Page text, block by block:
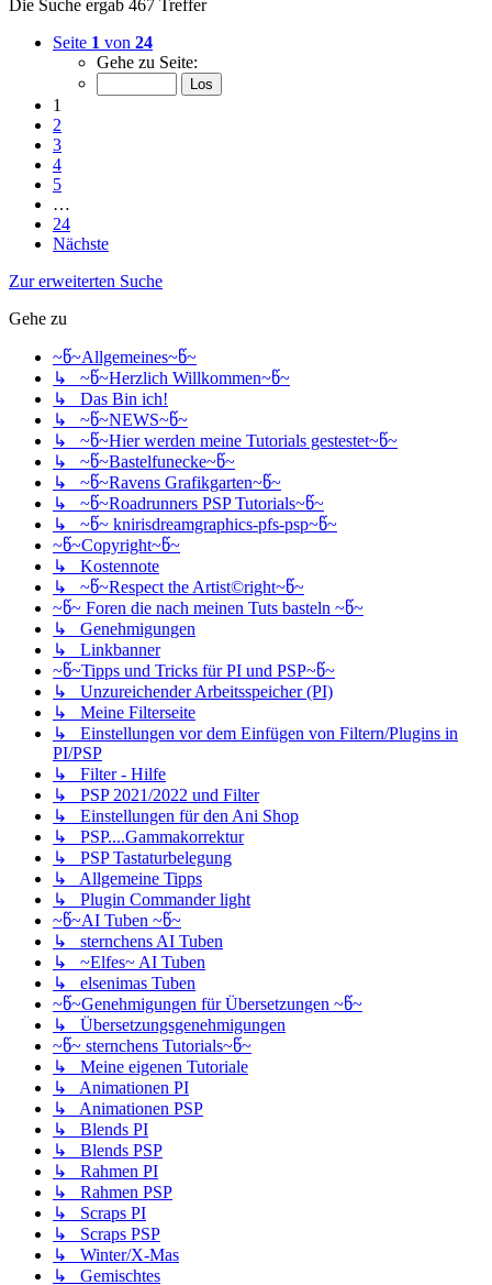
Die Suche ergab 467 Treffer
Seite 1 von 24
Gehe zu Seite:
1
2
3
4
5
…
24
Nächste
Zur erweiterten Suche
Gehe zu
~წ~Allgemeines~წ~
↳ ~წ~Herzlich Willkommen~წ~
↳ Das Bin ich!
↳ ~წ~NEWS~წ~
↳ ~წ~Hier werden meine Tutorials gestestet~წ~
↳ ~წ~Bastelfunecke~წ~
↳ ~წ~Ravens Grafikgarten~წ~
↳ ~წ~Roadrunners PSP Tutorials~წ~
↳ ~წ~ knirisdreamgraphics-pfs-psp~წ~
~წ~Copyright~წ~
↳ Kostennote
↳ ~წ~Respect the Artist©right~წ~
~წ~ Foren die nach meinen Tuts basteln ~წ~
↳ Genehmigungen
↳ Linkbanner
~წ~Tipps und Tricks für PI und PSP~წ~
↳ Unzureichender Arbeitsspeicher (PI)
↳ Meine Filterseite
↳ Einstellungen vor dem Einfügen von Filtern/Plugins in
PI/PSP
↳ Filter - Hilfe
↳ PSP 2021/2022 und Filter
↳ Einstellungen für den Ani Shop
↳ PSP....Gammakorrektur
↳ PSP Tastaturbelegung
↳ Allgemeine Tipps
↳ Plugin Commander light
~წ~AI Tuben ~წ~
↳ sternchens AI Tuben
↳ ~Elfes~ AI Tuben
↳ elsenimas Tuben
~წ~Genehmigungen für Übersetzungen ~წ~
↳ Übersetzungsgenehmigungen
~წ~ sternchens Tutorials~წ~
↳ Meine eigenen Tutoriale
↳ Animationen PI
↳ Animationen PSP
↳ Blends PI
↳ Blends PSP
↳ Rahmen PI
↳ Rahmen PSP
↳ Scraps PI
↳ Scraps PSP
↳ Winter/X-Mas
↳ Gemischtes